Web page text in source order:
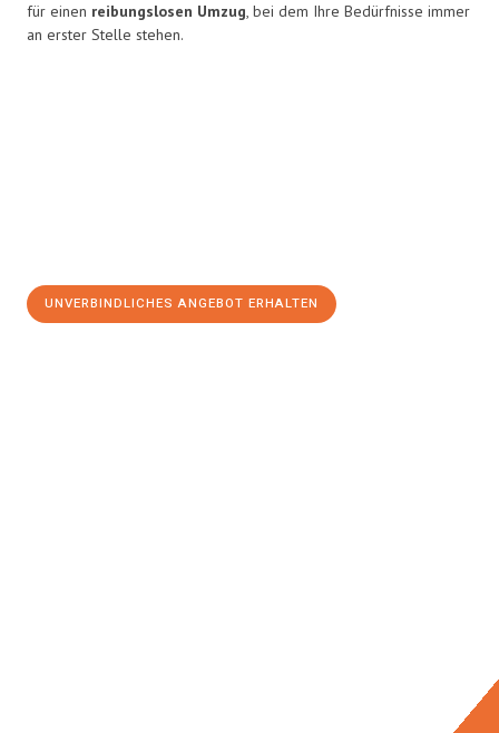
für einen reibungslosen Umzug, bei dem Ihre Bedürfnisse immer
an erster Stelle stehen.
UNVERBINDLICHES ANGEBOT ERHALTEN